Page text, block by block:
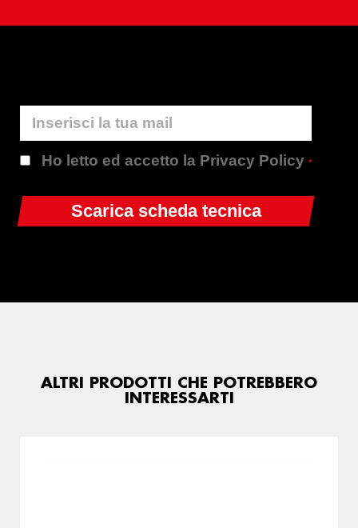
Ho letto ed accetto la Privacy Policy*
ALTRI PRODOTTI CHE POTREBBERO
INTERESSARTI